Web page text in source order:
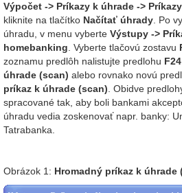
Výpočet -> Príkazy k úhrade ->
kliknite na tlačítko Načítať úhrady . Po
úhradu, v menu vyberte Výstupy ->
homebanking . Vyberte tlačovú zostavu
zoznamu predlôh nalistujte predlohu
úhrade (scan) alebo rovnako novú
príkaz k úhrade (scan) . Obidve
spracované tak, aby boli bankami
úhradu vedia zoskenovať napr. banky:
Tatrabanka.
Obrázok 1: Hromadný príkaz k úhrade